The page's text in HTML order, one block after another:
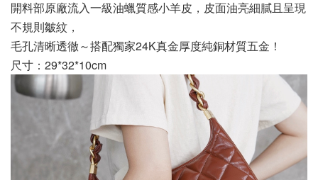
開料部原廠流入一級油蠟質感小羊皮，皮面油亮細膩且呈現
不規則皺紋，
毛孔清晰透徹～搭配獨家24K真金厚度純銅材質五金！
尺寸：29*32*10cm